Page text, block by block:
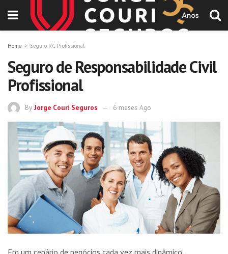
Home Seguro RC Profissional
Seguro de Responsabilidade Civil
Profissional
By Jorge Couri Seguros 6 meses Ago